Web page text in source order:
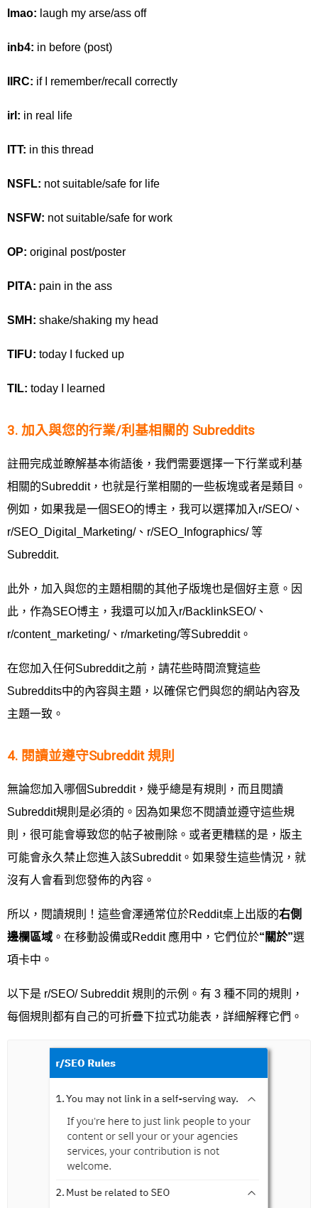
lmao: laugh my arse/ass off
inb4: in before (post)
IIRC: if I remember/recall correctly
irl: in real life
ITT: in this thread
NSFL: not suitable/safe for life
NSFW: not suitable/safe for work
OP: original post/poster
PITA: pain in the ass
SMH: shake/shaking my head
TIFU: today I fucked up
TIL: today I learned
3. 加入與您的行業/利基相關的 Subreddits
註冊完成並瞭解基本術語後，我們需要選擇一下行業或利基
相關的Subreddit，也就是行業相關的一些板塊或者是類目。
例如，如果我是一個SEO的博主，我可以選擇加入r/SEO/、
r/SEO_Digital_Marketing/、r/SEO_Infographics/ 等
Subreddit.
此外，加入與您的主題相關的其他子版塊也是個好主意。因
此，作為SEO博主，我還可以加入r/BacklinkSEO/、
r/content_marketing/、r/marketing/等Subreddit。
在您加入任何Subreddit之前，請花些時間流覽這些
Subreddits中的內容與主題，以確保它們與您的網站內容及
主題一致。
4. 閱讀並遵守Subreddit 規則
無論您加入哪個Subreddit，幾乎總是有規則，而且閱讀
Subreddit規則是必須的。因為如果您不閱讀並遵守這些規
則，很可能會導致您的帖子被刪除。或者更糟糕的是，版主
可能會永久禁止您進入該Subreddit。如果發生這些情況，就
沒有人會看到您發佈的內容。
所以，閱讀規則！這些會澤通常位於Reddit桌上出版的右側
邊欄區域 。在移動設備或Reddit 應用中，它們位於“ 關於”選
項卡中。
以下是 r/SEO/ Subreddit 規則的示例。有 3 種不同的規則，
每個規則都有自己的可折疊下拉式功能表，詳細解釋它們。